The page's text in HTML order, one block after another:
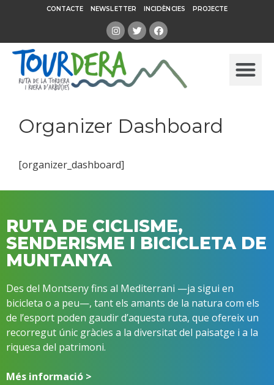
CONTACTE NEWSLETTER INCIDÈNCIES PROJECTE
Organizer Dashboard
[organizer_dashboard]
RUTA DE CICLISME,
SENDERISME I BICICLETA DE
MUNTANYA
Des del Montseny fins al Mediterrani —ja sigui en
bicicleta o a peu—, tant els amants de la natura com els
de l’esport poden gaudir d’aquesta ruta, que ofereix un
recorregut únic gràcies a la diversitat del paisatge i a la
riquesa del patrimoni.
Més informació >